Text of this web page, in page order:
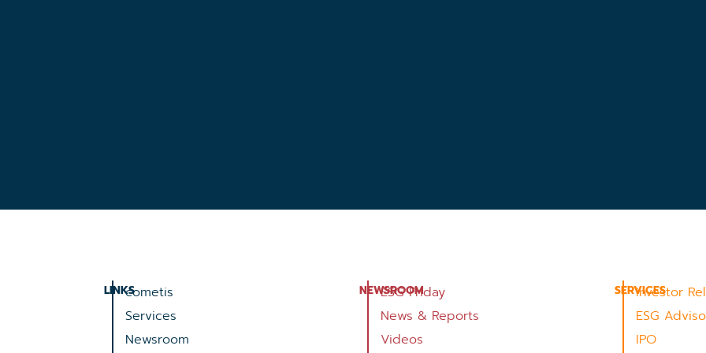
LINKScometis
Services
Newsroom
NEWSROOM
ESG Friday
News & Reports
Videos
SERVICES
Investor
ESG
IPO